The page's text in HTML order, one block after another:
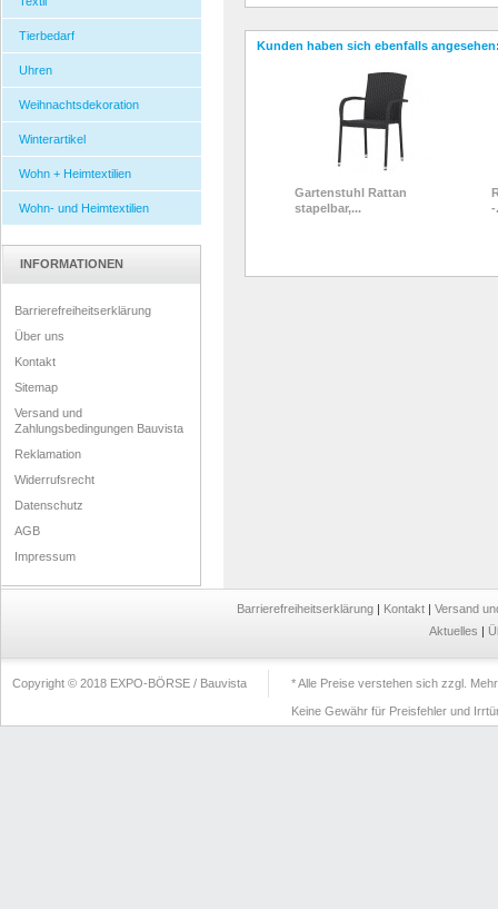
Tierbedarf
Uhren
Weihnachtsdekoration
Winterartikel
Wohn + Heimtextilien
Wohn- und Heimtextilien
INFORMATIONEN
Barrierefreiheitserklärung
Über uns
Kontakt
Sitemap
Versand und
Zahlungsbedingungen Bauvista
Reklamation
Widerrufsrecht
Datenschutz
AGB
Impressum
Kunden haben sich ebenfalls
Gartenstuhl Rattan
stapelbar,...
-
Barrierefreiheitserklärung | Kontakt | Versand
Aktuelles |
Copyright © 2018 EXPO-BÖRSE / Bauvista * Alle Preise verstehen sich zzgl.
Keine Gewähr für Preisfehler und